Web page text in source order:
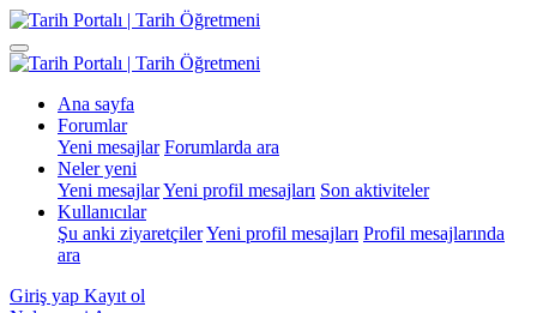
Ana sayfa
Forumlar
Yeni mesajlar Forumlarda ara
Neler yeni
Yeni mesajlarYeni profil mesajları Son aktiviteler
Kullanıcılar
Şu anki ziyaretçilerYeni profil mesajları Profil mesajlarında
ara
Giriş yap Kayıt ol